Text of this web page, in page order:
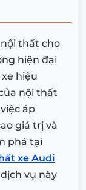
thất cho
hiện đại
hiệu
nội thất
áp
giá trị và
phá tại
xe Audi
vụ này